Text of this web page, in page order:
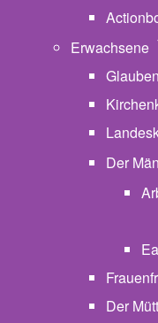
Erwachsene
Der
Der